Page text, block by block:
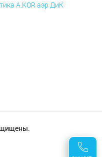
A.KOR аэр ДиК